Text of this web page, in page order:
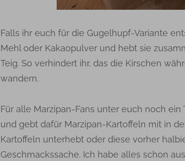
Falls ihr euch für die Gugelhupf-Variante
Mehl oder Kakaopulver und hebt sie
Teig. So verhindert ihr, das die Kirschen
wandern.
Für alle Marzipan-Fans unter euch noch
und gebt dafür Marzipan-Kartoffeln mit in
Kartoffeln unterhebt oder diese vorher
Geschmackssache. Ich habe alles schon